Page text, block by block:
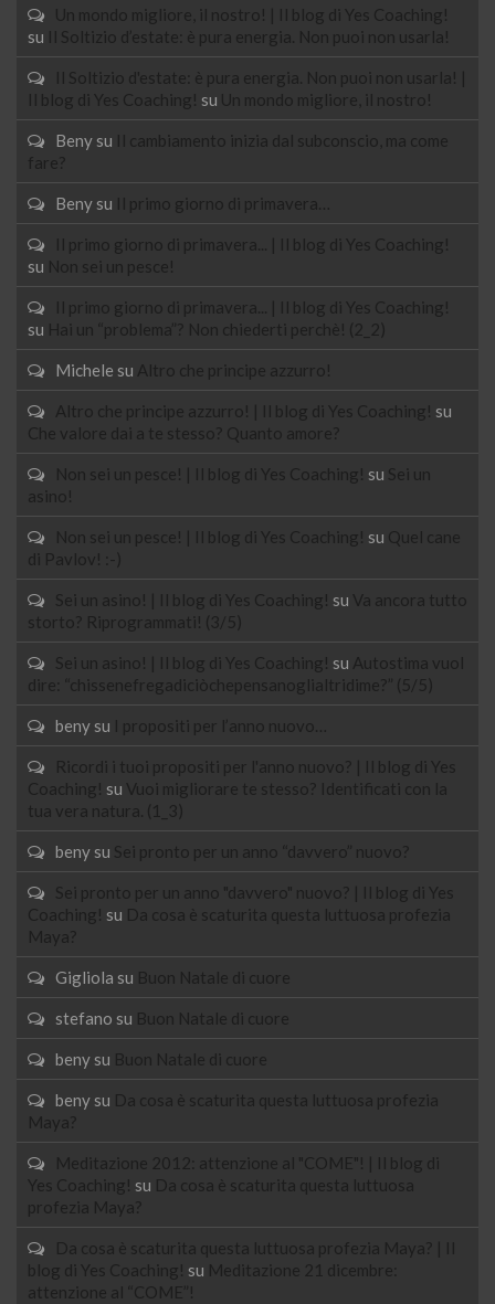
Un mondo migliore, il nostro! | Il blog di Yes Coaching!
su
Il Soltizio d’estate: è pura energia. Non puoi non usarla!
Il Soltizio d'estate: è pura energia. Non puoi non usarla! |
Il blog di Yes Coaching! su Un mondo migliore, il nostro!
Beny su
Il cambiamento inizia dal subconscio, ma come
fare?
Beny su Il primo giorno di primavera…
Il primo giorno di primavera... | Il blog di Yes Coaching!
su
Non sei un pesce!
Il primo giorno di primavera... | Il blog di Yes Coaching!
su
Hai un “problema”? Non chiederti perchè! (2_2)
Michele su Altro che principe azzurro!
Altro che principe azzurro! | Il blog di Yes Coaching! su
Che valore dai a te stesso? Quanto amore?
Non sei un pesce! | Il blog di Yes Coaching! su Sei un
asino!
Non sei un pesce! | Il blog di Yes Coaching! su
Quel cane
di Pavlov! :-)
Sei un asino! | Il blog di Yes Coaching! su Va ancora tutto
storto? Riprogrammati! (3/5)
Sei un asino! | Il blog di Yes Coaching! su
Autostima vuol
dire: “chissenefregadiciòchepensanoglialtridime?” (5/5)
beny su I propositi per l’anno nuovo…
Ricordi i tuoi propositi per l'anno nuovo? | Il blog di Yes
Coaching! su Vuoi migliorare te stesso? Identificati con la
tua vera natura. (1_3)
beny su Sei pronto per un anno “davvero” nuovo?
Sei pronto per un anno "davvero" nuovo? | Il blog di Yes
Coaching! su
Da cosa è scaturita questa luttuosa profezia
Maya?
Gigliola su Buon Natale di cuore
stefano su Buon Natale di cuore
beny su Buon Natale di cuore
beny su
Da cosa è scaturita questa luttuosa profezia
Maya?
Meditazione 2012: attenzione al "COME"! | Il blog di
Yes Coaching! su
Da cosa è scaturita questa luttuosa
profezia Maya?
Da cosa è scaturita questa luttuosa profezia Maya? | Il
blog di Yes Coaching! su
Meditazione 21 dicembre:
attenzione al “COME”!